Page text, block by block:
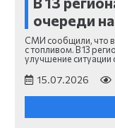
очереди
СМИ сообщили, что в
с топливом. В 13
улучшение ситуации
15.07.2026